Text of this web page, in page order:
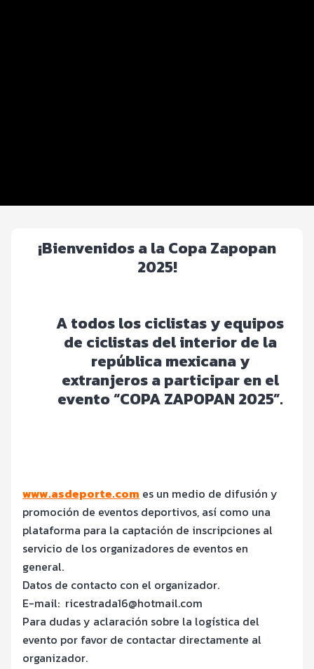
¡Bienvenidos a la Copa Zapopan
2025!
A todos los ciclistas y equipos
de ciclistas del interior de la
república mexicana y
extranjeros a participar en el
evento “COPA ZAPOPAN 2025”.
www.asdeporte.com es un medio de difusión y
promoción de eventos deportivos, así como una
plataforma para la captación de inscripciones al
servicio de los organizadores de eventos en
general.
Datos de contacto con el organizador.
E-mail: ricestrada16@hotmail.com
Para dudas y aclaración sobre la logística del
evento por favor de contactar directamente al
organizador.